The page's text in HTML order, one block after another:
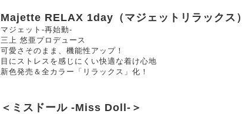
Majette RELAX 1day（マジェットリラックス）
マジェット-再始動-
三上 悠亜プロデュース
可愛さそのまま、機能性アップ！
目にストレスを感じにくい快適な着け心地
新色発売＆全カラー「リラックス」化！
＜ミスドール -Miss Doll-＞